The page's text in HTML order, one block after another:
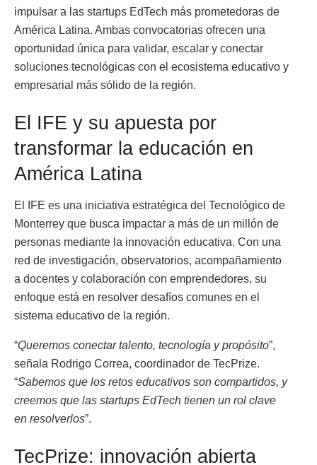
impulsar a las startups EdTech más prometedoras de
América Latina. Ambas convocatorias ofrecen una
oportunidad única para validar, escalar y conectar
soluciones tecnológicas con el ecosistema educativo y
empresarial más sólido de la región.
El IFE y su apuesta por
transformar la educación en
América Latina
El IFE es una iniciativa estratégica del Tecnológico de
Monterrey que busca impactar a más de un millón de
personas mediante la innovación educativa. Con una
red de investigación, observatorios, acompañamiento
a docentes y colaboración con emprendedores, su
enfoque está en resolver desafíos comunes en el
sistema educativo de la región.
“Queremos conectar talento, tecnología y propósito”,
señala Rodrigo Correa, coordinador de TecPrize.
“Sabemos que los retos educativos son compartidos, y
creemos que las startups EdTech tienen un rol clave
en resolverlos”.
TecPrize: innovación abierta